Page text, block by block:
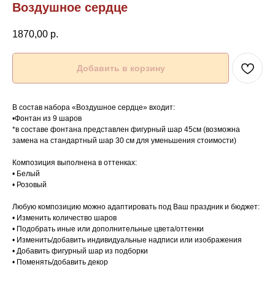
Воздушное сердце
1870,00 р.
Добавить в корзину
В состав набора «Воздушное сердце» входит:
•Фонтан из 9 шаров
*в составе фонтана представлен фигурный шар 45см (возможна
замена на стандартный шар 30 см для уменьшения стоимости)
Композиция выполнена в оттенках:
• Белый
• Розовый
Любую композицию можно адаптировать под Ваш праздник и бюджет:
• Изменить количество шаров
• Подобрать иные или дополнительные цвета/оттенки
• Изменить/добавить индивидуальные надписи или изображения
• Добавить фигурный шар из подборки
• Поменять/добавить декор